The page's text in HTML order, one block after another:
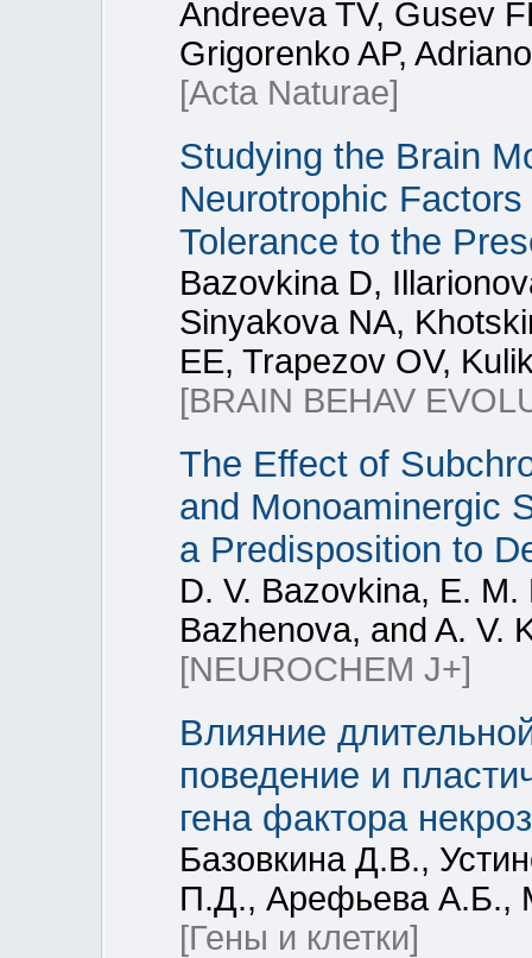
Andreeva TV, Gusev
Grigorenko AP,
[Acta Naturae]
Studying the Brain
Neurotrophic
Tolerance to the
Bazovkina D,
Sinyakova NA,
EE, Trapezov OV,
[BRAIN BEHAV
The Effect of
and Monoaminergic
a Predisposition to
D. V. Bazovkina, E.
Bazhenova, and A. V.
[NEUROCHEM J+]
Влияние
поведение и
гена фактора
Базовкина Д.В.,
П.Д., Арефьева А.Б.,
[Гены и клетки]